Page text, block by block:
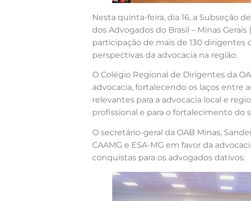
Nesta quinta-feira, dia 16, a Subseção
dos Advogados do Brasil – Minas
participação de mais de 130 dirigentes
perspectivas da advocacia na região.
O Colégio Regional de Dirigentes da
advocacia, fortalecendo os laços entre
relevantes para a advocacia local e
profissional e para o fortalecimento do
O secretário-geral da OAB Minas,
CAAMG e ESA-MG em favor da
conquistas para os advogados dativos.